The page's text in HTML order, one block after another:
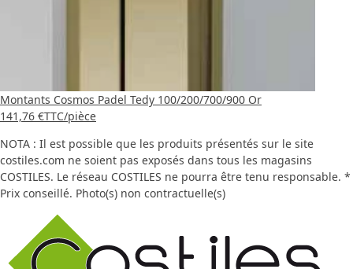
Montants Cosmos Padel Tedy 100/200/700/900 Or
141,76 €TTC/pièce
NOTA : Il est possible que les produits présentés sur le site
costiles.com ne soient pas exposés dans tous les magasins
COSTILES. Le réseau COSTILES ne pourra être tenu responsable. *
Prix conseillé. Photo(s) non contractuelle(s)